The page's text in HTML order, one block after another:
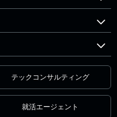
テックコンサルティング
就活エージェント